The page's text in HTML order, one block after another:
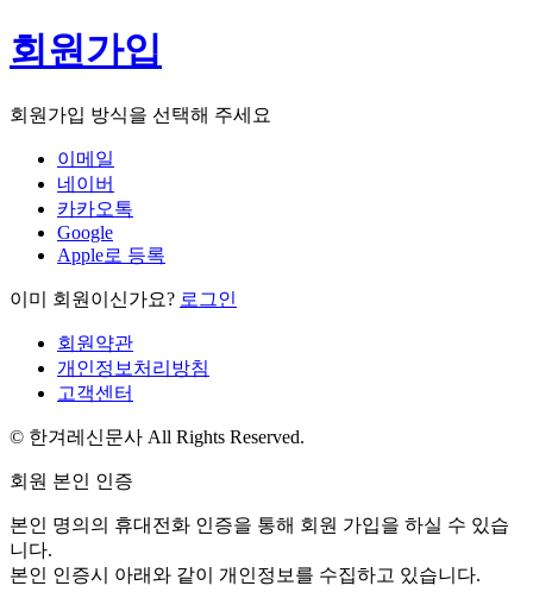
회원가입
회원가입 방식을 선택해 주세요
이메일
네이버
카카오톡
Google
Apple로 등록
이미 회원이신가요? 로그인
회원약관
개인정보처리방침
고객센터
© 한겨레신문사 All Rights Reserved.
회원 본인 인증
본인 명의의 휴대전화 인증을 통해 회원 가입을 하실 수 있습
니다.
본인 인증시 아래와 같이 개인정보를 수집하고 있습니다.